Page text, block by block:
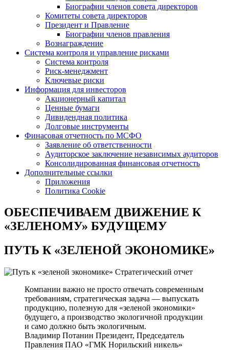
Биографии членов совета директоров
Комитеты совета директоров
Президент и Правление
Биографии членов правления
Вознаграждение
Система контроля и управление рисками
Система контроля
Риск-менеджмент
Ключевые риски
Информация для инвесторов
Акционерный капитал
Ценные бумаги
Дивидендная политика
Долговые инструменты
Финасовая отчетность по МСФО
Заявление об ответственности
Аудиторское заключение независимых аудиторов
Консолидированная финансовая отчетность
Дополнительные ссылки
Приложения
Политика Cookie
ОБЕСПЕЧИВАЕМ ДВИЖЕНИЕ К
«ЗЕЛЕНОМУ» БУДУЩЕМУ
ПУТЬ К«ЗЕЛЕНОЙ ЭКОНОМИКЕ»
Стратегический отчет
Компании важно не просто отвечать современным
требованиям, стратегическая задача — выпускать
продукцию, полезную для «зеленой экономики»
будущего, а производство экологичной продукции
и само должно быть экологичным.
Владимир Потанин Президент, Председатель
Правления ПАО «ГМК Норильский никель»